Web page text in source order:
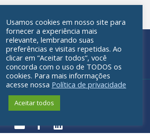
Política de privacidade
Usamos cookies em nosso site para
fornecer a experiência mais
relevante, lembrando suas
preferências e visitas repetidas. Ao
clicar em “Aceitar todos”, você
concorda com o uso de TODOS os
cookies. Para mais informações
acesse nossa Política de privacidade
Aceitar todos